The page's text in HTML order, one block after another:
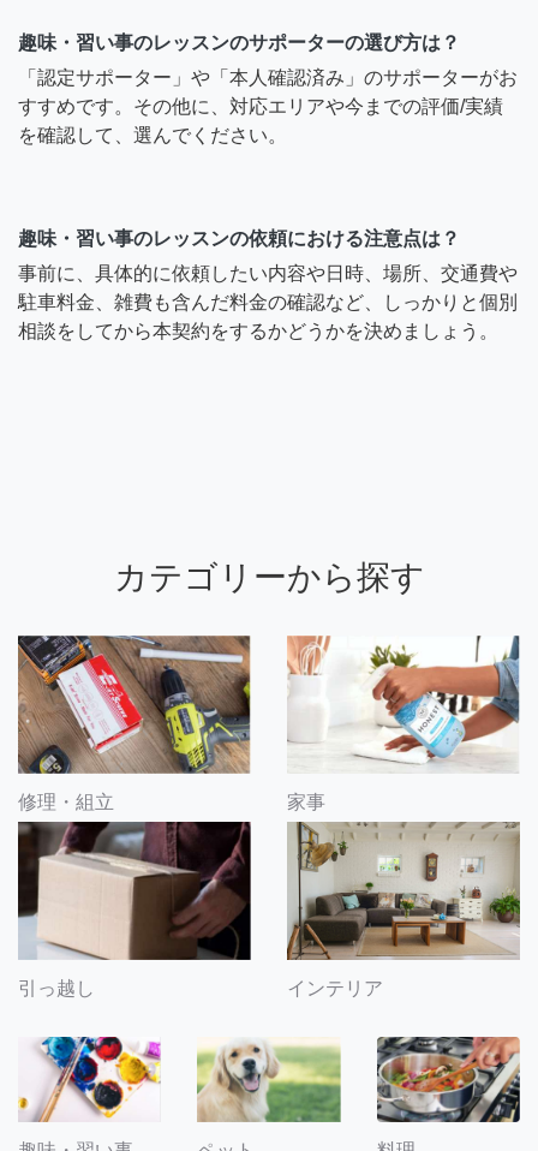
趣味・習い事のレッスンのサポーターの選び方は？
「認定サポーター」や「本人確認済み」のサポーターがお
すすめです。その他に、対応エリアや今までの評価/実績
を確認して、選んでください。
趣味・習い事のレッスンの依頼における注意点は？
事前に、具体的に依頼したい内容や日時、場所、交通費や
駐車料金、雑費も含んだ料金の確認など、しっかりと個別
相談をしてから本契約をするかどうかを決めましょう。
カテゴリーから探す
修理・組立 家事
引っ越し インテリア